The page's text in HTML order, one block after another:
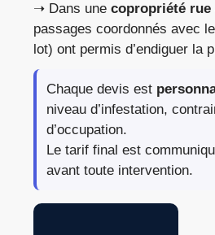
➝ Dans une copropriété rue
passages coordonnés avec
lot) ont permis d’endiguer la
Chaque devis est
niveau d’infestation,
d’occupation.
Le tarif final est
avant toute intervention.